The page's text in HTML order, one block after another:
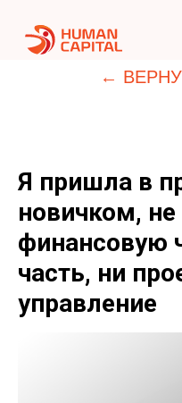
← ВЕРНУТЬСЯ
Я пришла в
новичком, не
финансовую
часть, ни
управление